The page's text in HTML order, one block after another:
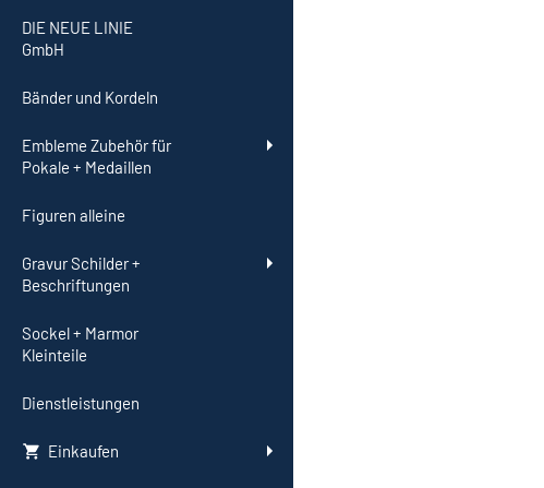
DIE NEUE LINIE
GmbH
Bänder und Kordeln
Embleme Zubehör für
Pokale + Medaillen
Figuren alleine
Gravur Schilder +
Beschriftungen
Sockel + Marmor
Kleinteile
Dienstleistungen
Einkaufen